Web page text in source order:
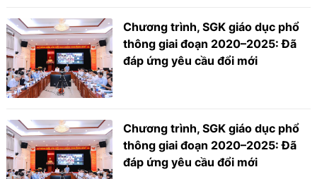
Chương trình, SGK giáo dục phổ
thông giai đoạn 2020–2025: Đã
đáp ứng yêu cầu đổi mới
Chương trình, SGK giáo dục phổ
thông giai đoạn 2020–2025: Đã
đáp ứng yêu cầu đổi mới